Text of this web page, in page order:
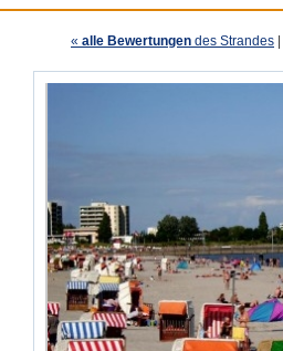
« alle Bewertungen des Strandes